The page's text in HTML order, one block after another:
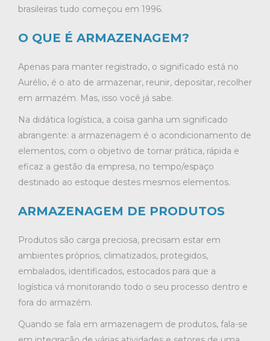
brasileiras tudo começou em 1996.
O QUE É ARMAZENAGEM?
Apenas para manter registrado, o significado está no
Aurélio, é o ato de armazenar, reunir, depositar, recolher
em armazém. Mas, isso você já sabe.
Na didática logística, a coisa ganha um significado
abrangente: a armazenagem é o acondicionamento de
elementos, com o objetivo de tornar prática, rápida e
eficaz a gestão da empresa, no tempo/espaço
destinado ao estoque destes mesmos elementos.
ARMAZENAGEM DE PRODUTOS
Produtos são carga preciosa, precisam estar em
ambientes próprios, climatizados, protegidos,
embalados, identificados, estocados para que a
logística vá monitorando todo o seu processo dentro e
fora do armazém.
Quando se fala em armazenagem de produtos, fala-se